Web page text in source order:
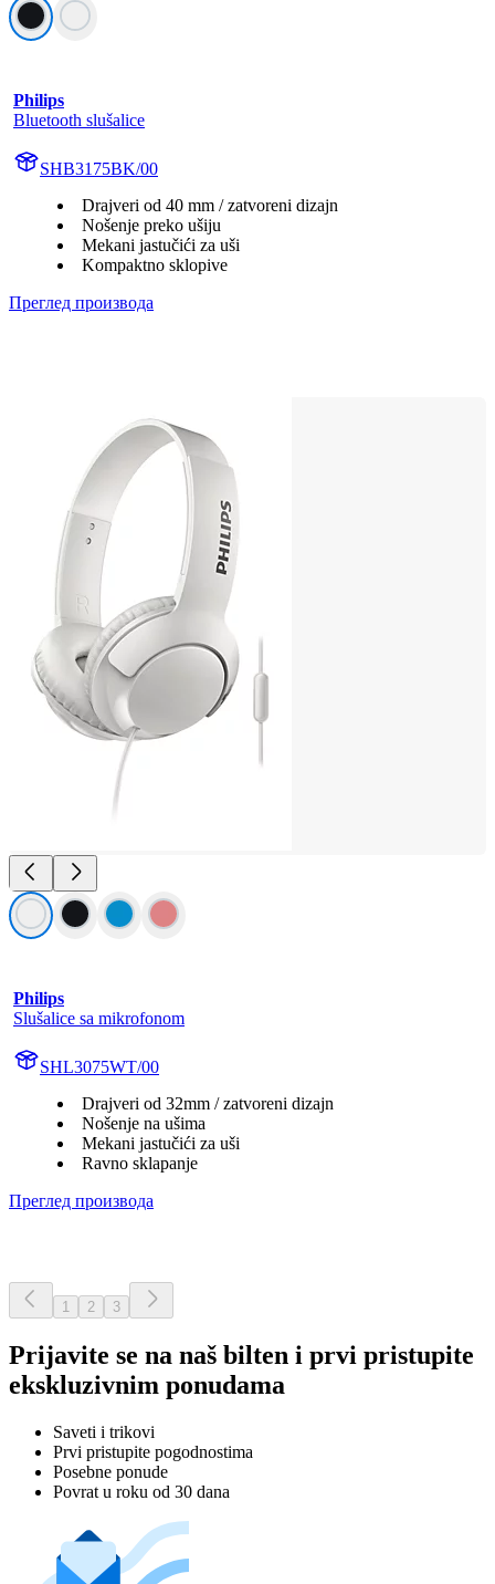
Philips
Bluetooth slušalice
SHB3175BK/00
Drajveri od 40 mm / zatvoreni dizajn
Nošenje preko ušiju
Mekani jastučići za uši
Kompaktno sklopive
Преглед производа
Philips
Slušalice sa mikrofonom
SHL3075WT/00
Drajveri od 32mm / zatvoreni dizajn
Nošenje na ušima
Mekani jastučići za uši
Ravno sklapanje
Преглед производа
1 2 3
Prijavite se na naš bilten i prvi pristupite
ekskluzivnim ponudama
Saveti i trikovi
Prvi pristupite pogodnostima
Posebne ponude
Povrat u roku od 30 dana